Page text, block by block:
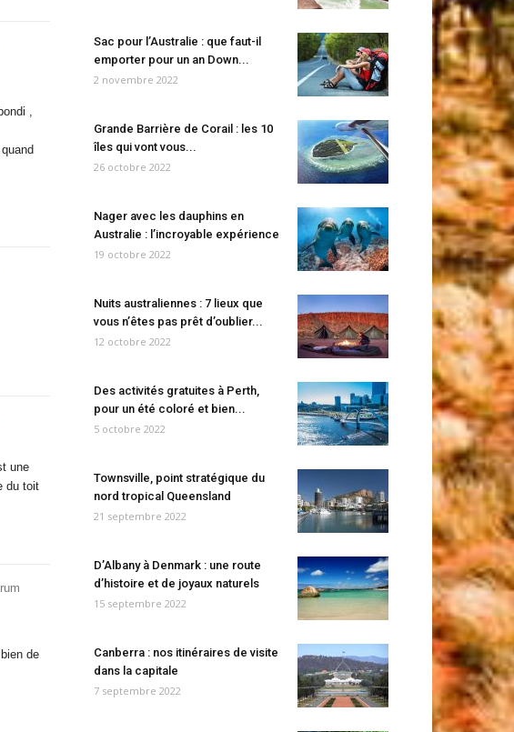
,
une
du toit
de
Sac pour l’Australie : que faut-il
emporter pour un an Down...
2 novembre 2022
Grande Barrière de Corail : les 10
îles qui vont vous...
26 octobre 2022
Nager avec les dauphins en
Australie : l’incroyable expérience
19 octobre 2022
Nuits australiennes : 7 lieux que
vous n’êtes pas prêt d’oublier...
12 octobre 2022
Des activités gratuites à Perth,
pour un été coloré et bien...
5 octobre 2022
Townsville, point stratégique du
nord tropical Queensland
21 septembre 2022
D’Albany à Denmark : une route
d’histoire et de joyaux naturels
15 septembre 2022
Canberra : nos itinéraires de visite
dans la capitale
7 septembre 2022